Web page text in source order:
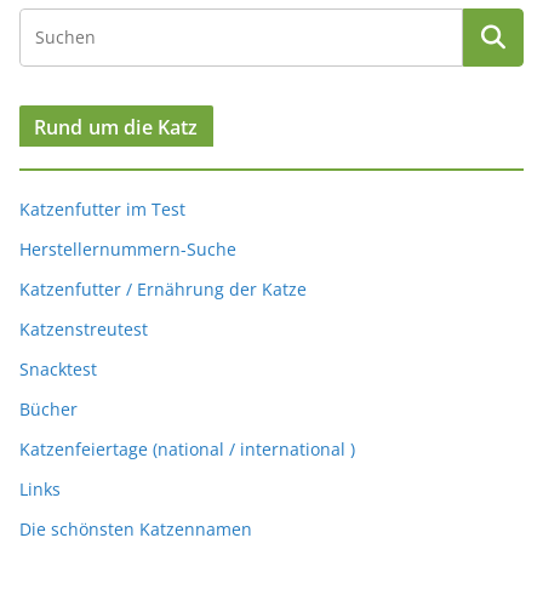
Rund um die Katz
Katzenfutter im Test
Herstellernummern-Suche
Katzenfutter / Ernährung der Katze
Katzenstreutest
Snacktest
Bücher
Katzenfeiertage (national / international )
Links
Die schönsten Katzennamen